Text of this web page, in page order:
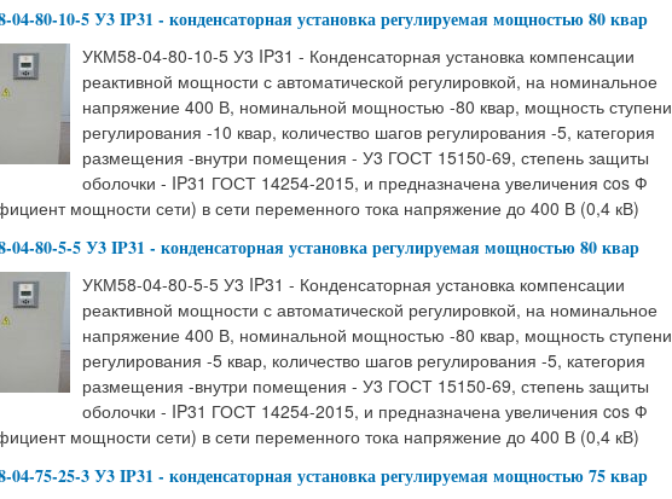
80-10-5 У3 IP31 - конденсаторная установка регулируемая мощностью 80 квар
УКМ58-04-80-10-5 У3 IP31 - Конденсаторная установка компенсации
реактивной мощности с автоматической регулировкой, на номинальное
напряжение 400 В, номинальной мощностью -80 квар, мощность ступени
регулирования -10 квар, количество шагов регулирования -5, категория
размещения -внутри помещения - У3 ГОСТ 15150-69, степень защиты
оболочки - IP31 ГОСТ 14254-2015, и предназначена увеличения cos Ф
мощности сети) в сети переменного тока напряжение до 400 В (0,4 кВ)
80-5-5 У3 IP31 - конденсаторная установка регулируемая мощностью 80 квар
УКМ58-04-80-5-5 У3 IP31 - Конденсаторная установка компенсации
реактивной мощности с автоматической регулировкой, на номинальное
напряжение 400 В, номинальной мощностью -80 квар, мощность ступени
регулирования -5 квар, количество шагов регулирования -5, категория
размещения -внутри помещения - У3 ГОСТ 15150-69, степень защиты
оболочки - IP31 ГОСТ 14254-2015, и предназначена увеличения cos Ф
мощности сети) в сети переменного тока напряжение до 400 В (0,4 кВ)
75-25-3 У3 IP31 - конденсаторная установка регулируемая мощностью 75 квар